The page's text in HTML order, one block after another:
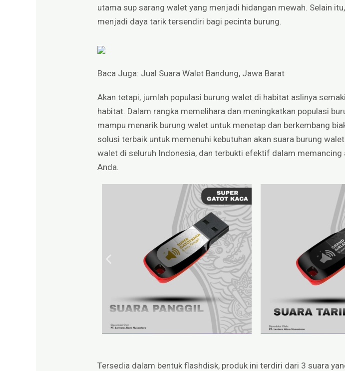
utama sup sarang walet yang menjadi hidangan mewah. Selain
menjadi daya tarik tersendiri bagi pecinta burung.
Baca Juga: Jual Suara Walet Bandung, Jawa Barat
Akan tetapi, jumlah populasi burung walet di habitat aslinya
habitat. Dalam rangka memelihara dan meningkatkan populasi
mampu menarik burung walet untuk menetap dan berkembang
solusi terbaik untuk memenuhi kebutuhan akan suara burung
walet di seluruh Indonesia, dan terbukti efektif dalam
Anda.
Tersedia dalam bentuk flashdisk, produk ini terdiri dari 3 suara